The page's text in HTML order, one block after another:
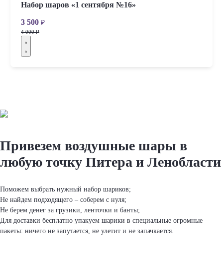
Набор шаров «1 сентября №16»
3 500 ₽
4 000 ₽
Привезем вoздушные шapы в
любую точку Питера и Ленобласти
Поможем выбрать нужный набор шapиков;
Не найдем подходящего – соберем с нуля;
Не берем денег за грузики, ленточки и банты;
Для доставки бесплатно упакуем шapики в специальные огромные
пакеты: ничего не запутается, не улетит и не запачкается.